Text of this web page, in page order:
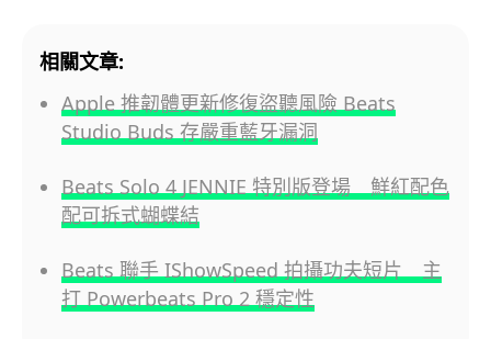
相關文章:
Apple 推韌體更新修復盜聽風險 Beats
Studio Buds 存嚴重藍牙漏洞
Beats Solo 4 JENNIE 特別版登場 鮮紅配色
配可拆式蝴蝶結
Beats 聯手 IShowSpeed 拍攝功夫短片 主
打 Powerbeats Pro 2 穩定性